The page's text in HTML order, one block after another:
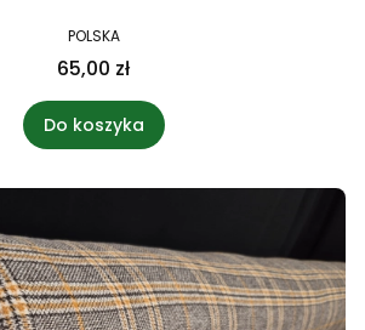
POLSKA
65,00 zł
Do koszyka